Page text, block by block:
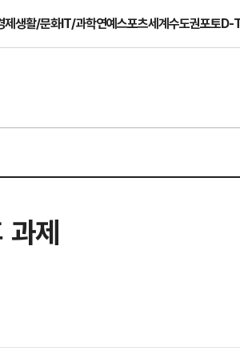
제생활/문화IT/과학연예스포츠세계수도권포토D-
과제